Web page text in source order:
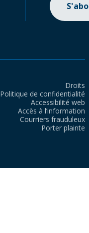
Droits
Politique de confidentialité
Accessibilité web
Accès à l’information
Courriers frauduleux
Porter plainte